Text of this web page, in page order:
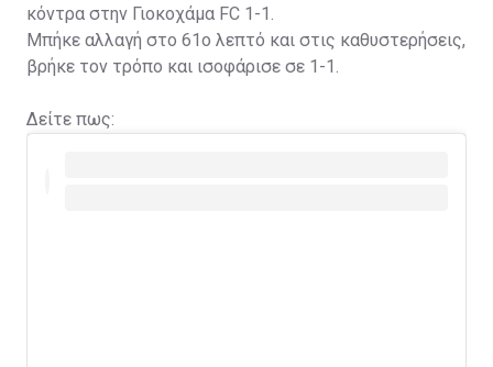
κόντρα στην Γιοκοχάμα FC 1-1.
Μπήκε αλλαγή στο 61ο λεπτό και στις καθυστερήσεις,
βρήκε τον τρόπο και ισοφάρισε σε 1-1.
Δείτε πως: